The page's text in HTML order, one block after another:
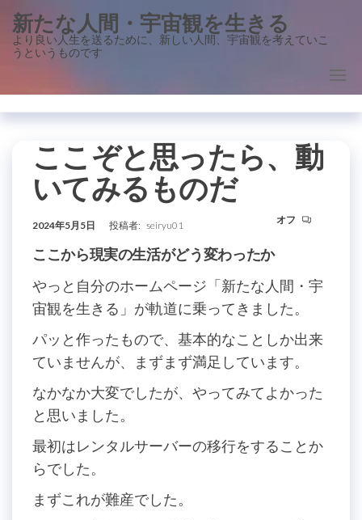
ン
に
新たな人間・宇宙観を生きる
より良い人生を送るために、新しい人間、宇宙観を考えていこ
うというものです
ここぞと思ったら、動
いてみるものだ
2024年5月5日 投稿者: seiryu01 オフ
ここから現実の生活がどう変わったか
やっと自分のホームページ「新たな人間・宇
宙観を生きる」が軌道に乗ってきました。
パッと作ったもので、基本的なことしか出来
ていませんが、まずまず満足しています。
なかなか大変でしたが、やってみてよかった
と思いました。
最初はレンタルサーバーの移行をすることか
らでした。
まずこれが難産でした。